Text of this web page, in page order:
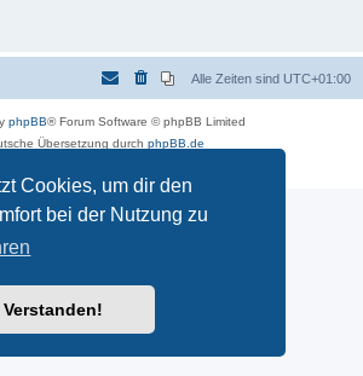
Cookies, um dir den
bei der Nutzung zu
Verstanden!
Alle Zeiten sind UTC+01:00
phpBB® Forum Software © phpBB Limited
Übersetzung durch phpBB.de